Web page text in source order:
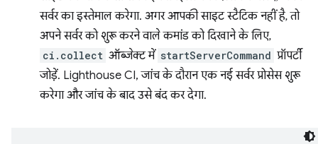
सर्वर का इस्तेमाल करेगा. अगर आपकी साइट स्टैटिक नहीं है, तो
अपने सर्वर को शुरू करने वाले कमांड को दिखाने के लिए,
ci.collect ऑब्जेक्ट में startServerCommand प्रॉपर्टी
जोड़ें. Lighthouse CI, जांच के दौरान एक नई सर्वर प्रोसेस शुरू
करेगा और जांच के बाद उसे बंद कर देगा.